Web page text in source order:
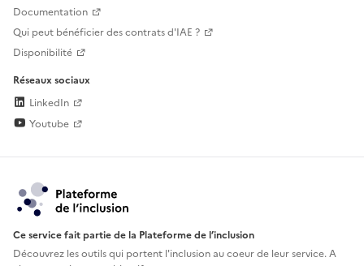
Documentation
Qui peut bénéficier des contrats d'IAE ?
Disponibilité
Réseaux sociaux
LinkedIn
Youtube
Ce service fait partie de la Plateforme de l’inclusion
Découvrez les outils qui portent l'inclusion aucoeur de leur service. A